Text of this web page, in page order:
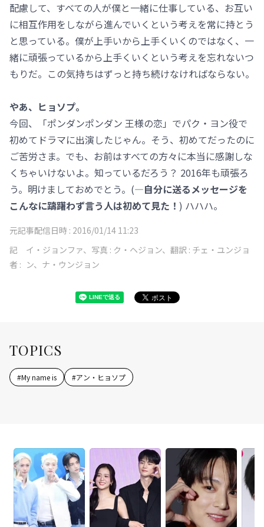
配慮して、すべての人が僕と一緒に仕事している、お互い
に相互作用をしながら進んでいくという考えを常に持とう
と思っている。僕が上手いから上手くいくのではなく、一
緒に頑張っているから上手くいくという考えを忘れないつ
もりだ。この気持ちはずっと持ち続けなければならない。
やあ、ヒョソプ。
今回、「ポンダンポンダン 王様の恋」でパク・ヨン役で
初めてドラマに出演したじゃん。そう、初めてだったのに
ご苦労さま。でも、お前はすべての方々に本当に感謝しな
くちゃいけないよ。知っているだろう？ 2016年も頑張ろ
う。明けましておめでとう。(―自分に送るメッセージを
こんなに躊躇わず言う人は初めて見た！ ) ハハハ。
元記事配信日時 : 2016/01/14 11:23
記
者 :
イ・ジョンファ、写真 : ク・ヘジョン、翻訳 : チェ・ユンジョ
ン、ナ・ウンジョン
TOPICS
#My name is #アン・ヒョソプ